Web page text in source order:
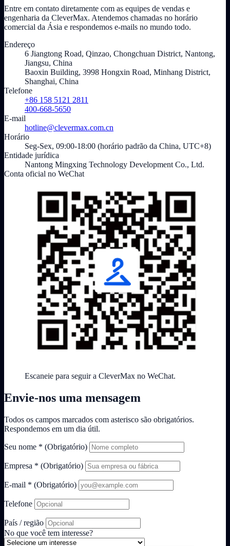
Entre em contato diretamente com as equipes de vendas e
engenharia da CleverMax. Atendemos chamadas no horário
comercial da Ásia e respondemos e-mails no mundo todo.
Endereço
6 Jiangtong Road, Qinzao, Chongchuan District, Nantong,
Jiangsu, China
Baoxin Building, 3998 Hongxin Road, Minhang District,
Shanghai, China
Telefone
+86 158 5121 2811
400-668-5650
E-mail
hotline@clevermax.com.cn
Horário
Seg-Sex, 09:00-18:00 (horário padrão da China, UTC+8)
Entidade jurídica
Nantong Mingxing Technology Development Co., Ltd.
Conta oficial no WeChat
Escaneie para seguir a CleverMax no WeChat.
Envie-nos uma mensagem
Todos os campos marcados com asterisco são obrigatórios.
Respondemos em um dia útil.
Seu nome * (Obrigatório)
Empresa * (Obrigatório)
E-mail * (Obrigatório)
Telefone
País / região
No que você tem interesse?